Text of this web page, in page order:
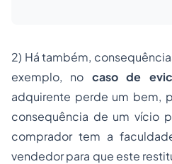
2) Há também,
exemplo, no caso de
adquirente perde um bem,
consequência de um vício
comprador tem a
vendedor para que este